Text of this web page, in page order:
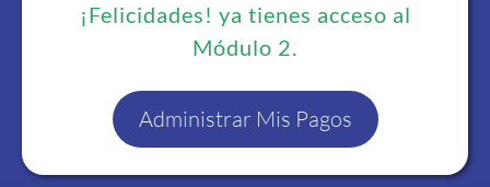
¡Felicidades! ya tienes acceso al
Módulo 2.
Administrar Mis Pagos